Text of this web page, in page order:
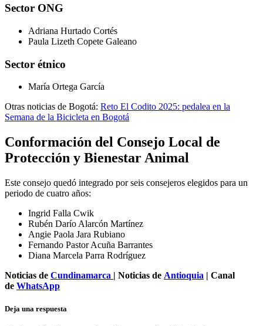
Sector ONG
Adriana Hurtado Cortés
Paula Lizeth Copete Galeano
Sector étnico
María Ortega García
Otras noticias de Bogotá: Reto El Codito 2025: pedalea en la
Semana de la Bicicleta en Bogotá
Conformación del Consejo Local de
Protección y Bienestar Animal
Este consejo quedó integrado por seis consejeros elegidos para un
periodo de cuatro años:
Ingrid Falla Cwik
Rubén Darío Alarcón Martínez
Angie Paola Jara Rubiano
Fernando Pastor Acuña Barrantes
Diana Marcela Parra Rodríguez
Noticias de Cundinamarca | Noticias de Antioquia | Canal
de WhatsApp
Deja una respuesta